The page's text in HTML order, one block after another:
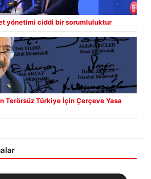
yönetimi ciddi bir sorumluluktur
Terörsüz Türkiye İçin Çerçeve Yasa